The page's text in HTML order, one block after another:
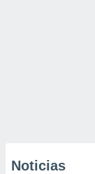
Noticias